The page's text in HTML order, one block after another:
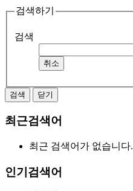
검색하기
검색
취소
검색 닫기
최근검색어
최근 검색어가 없습니다.
인기검색어